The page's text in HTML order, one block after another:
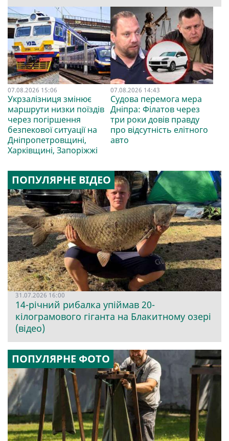
07.08.2026 15:06
Укрзалізниця змінює
маршрути низки поїздів
через погіршення
безпекової ситуації на
Дніпропетровщині,
Харківщині, Запоріжжі
07.08.2026 14:43
Судова перемога мера
Дніпра: Філатов через
три роки довів правду
про відсутність елітного
авто
ПОПУЛЯРНЕ ВІДЕО
31.07.2026 16:00
14-річний рибалка упіймав 20-
кілограмового гіганта на Блакитному озері
(відео)
ПОПУЛЯРНЕ ФОТО